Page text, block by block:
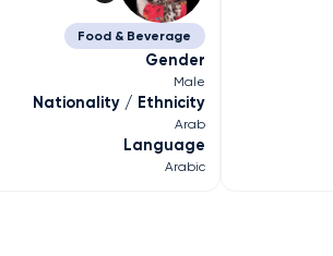
Food & Beverage
Gender
Male
Nationality / Ethnicity
Arab
Language
Arabic